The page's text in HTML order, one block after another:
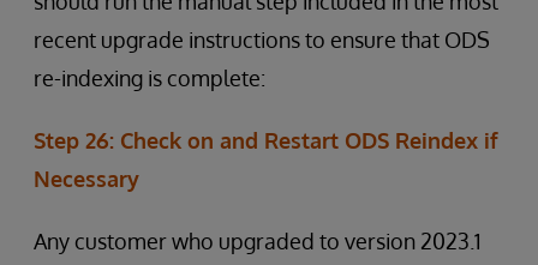
recent upgrade instructions to ensure that ODS
re-indexing is complete:
Step 26: Check on and Restart ODS Reindex if
Necessary
Any customer who upgraded to version 2023.1